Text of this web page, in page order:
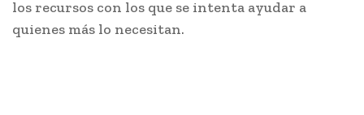
los recursos con los que se intenta ayudar a
quienes más lo necesitan.